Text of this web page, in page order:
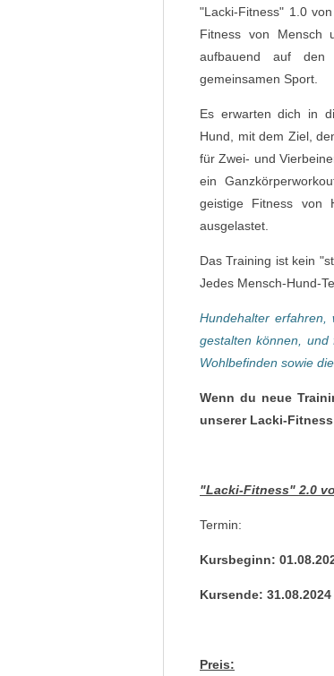
"Lacki-Fitness" 1.0
Fitness von Mensch
aufbauend auf den
gemeinsamen Sport.
Es erwarten dich in
Hund, mit dem Ziel,
für Zwei- und
ein
geistige Fitness von
ausgelastet.
Das Training ist kein
Jedes Mensch-Hund-
Hundehalter erfahren,
gestalten können,
Wohlbefinden sowie
Wenn du neue
unserer Lacki-
"Lacki-Fitness" 2.0
Termin:
Kursbeginn:
Kursende: 31.08.2024
Preis: